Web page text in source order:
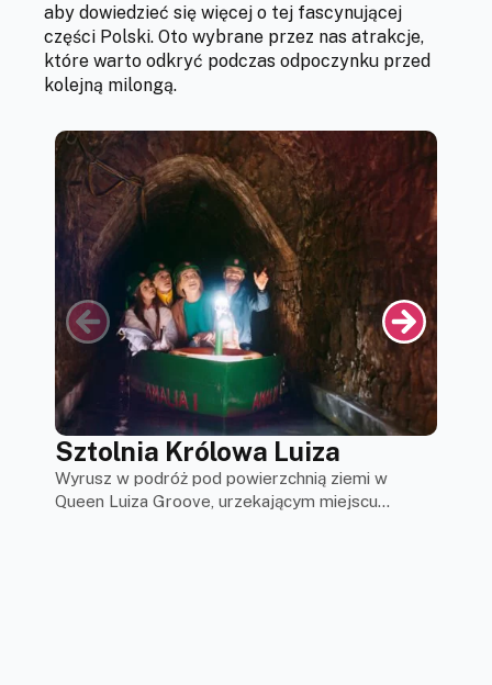
aby dowiedzieć się więcej o tej fascynującej
części Polski. Oto wybrane przez nas atrakcje,
które warto odkryć podczas odpoczynku przed
kolejną milongą.
Sztolnia Królowa Luiza
Wyrusz w podróż pod powierzchnią ziemi w
Queen Luiza Groove, urzekającym miejscu...